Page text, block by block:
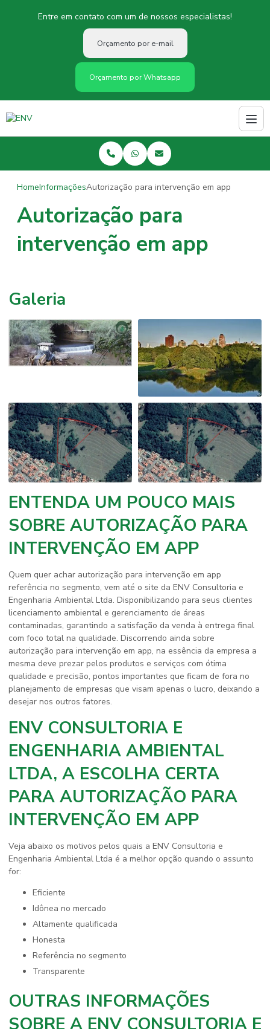
Entre em contato com um de nossos especialistas!
Orçamento por e-mail
Orçamento por Whatsapp
HomeInformaçõesAutorização para intervenção em app
Autorização para
intervenção em app
Galeria
ENTENDA UM POUCO MAIS
SOBRE AUTORIZAÇÃO PARA
INTERVENÇÃO EM APP
Quem quer achar autorização para intervenção em app
referência no segmento, vem até o site da ENV Consultoria e
Engenharia Ambiental Ltda. Disponibilizando para seus clientes
licenciamento ambiental e gerenciamento de áreas
contaminadas, garantindo a satisfação da venda à entrega final
com foco total na qualidade. Discorrendo ainda sobre
autorização para intervenção em app, na essência da empresa a
mesma deve prezar pelos produtos e serviços com ótima
qualidade e precisão, pontos importantes que ficam de fora no
planejamento de empresas que visam apenas o lucro, deixando a
desejar nos outros fatores.
ENV CONSULTORIA E
ENGENHARIA AMBIENTAL
LTDA, A ESCOLHA CERTA
PARA AUTORIZAÇÃO PARA
INTERVENÇÃO EM APP
Veja abaixo os motivos pelos quais a ENV Consultoria e
Engenharia Ambiental Ltda é a melhor opção quando o assunto
for:
eficiente
idônea no mercado
altamente qualificada
honesta
referência no segmento
transparente
OUTRAS INFORMAÇÕES